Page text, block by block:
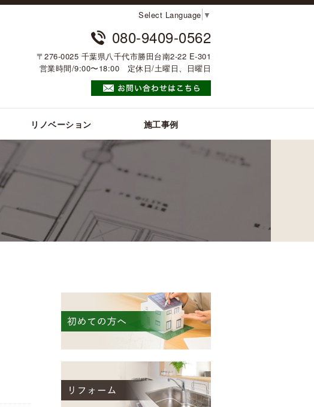
Select Language ▼
080-9409-0562
〒276-0025 千葉県八千代市勝田台南2-22 E-301
営業時間/9:00〜18:00 定休日/土曜日、日曜日
リノベーション 施工事例